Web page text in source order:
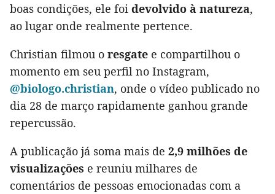
boas condições, ele foi devolvido à natureza,
ao lugar onde realmente pertence.
Christian filmou o resgate e compartilhou o
momento em seu perfil no Instagram,
@biologo.christian, onde o vídeo publicado no
dia 28 de março rapidamente ganhou grande
repercussão.
A publicação já soma mais de 2,9 milhões de
visualizações e reuniu milhares de
comentários de pessoas emocionadas com a